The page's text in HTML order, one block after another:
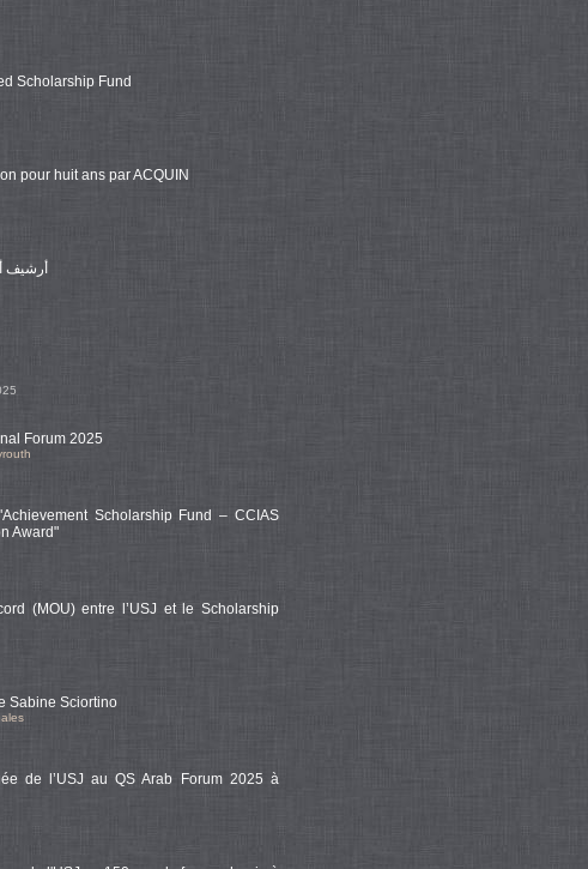
Scholarship Fund
pour huit ans par ACQUIN
أرشيف
Forum 2025
Scholarship Fund – CCIAS
Award"
(MOU) entre l’USJ et le Scholarship
Sabine Sciortino
de l’USJ au QS Arab Forum 2025 à